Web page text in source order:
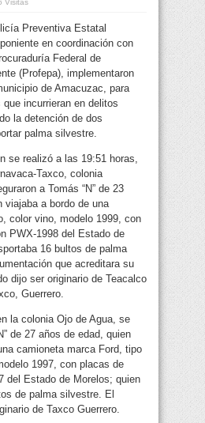
Visitas
Preventiva Estatal
en coordinación con
Federal de
(Profepa), implementaron
de Amacuzac, para
incurrieran en delitos
la detención de dos
palma silvestre.
se realizó a las 19:51 horas,
Taxco, colonia
a Tomás “N” de 23
viajaba a bordo de una
color vino, modelo 1999, con
PWX-1998 del Estado de
16 bultos de palma
que acreditara su
dijo ser originario de Teacalco
Guerrero.
la colonia Ojo de Agua, se
de 27 años de edad, quien
camioneta marca Ford, tipo
1997, con placas de
del Estado de Morelos; quien
de palma silvestre. El
de Taxco Guerrero.